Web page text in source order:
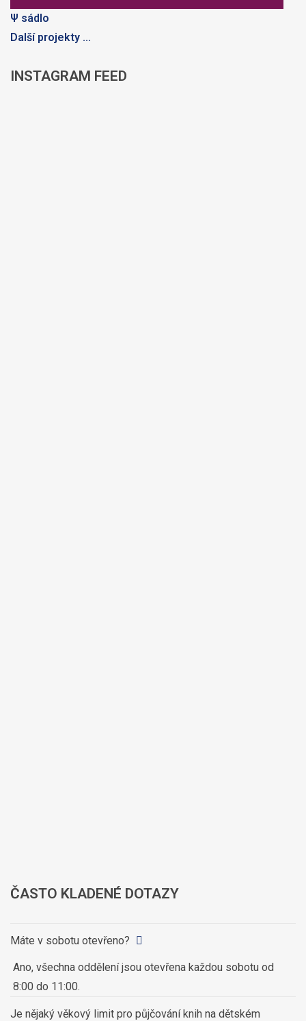
Ψ sádlo
Další projekty ...
INSTAGRAM FEED
ČASTO KLADENÉ DOTAZY
Máte v sobotu otevřeno?
Ano, všechna oddělení jsou otevřena každou sobotu od
8:00 do 11:00.
Je nějaký věkový limit pro půjčování knih na dětském